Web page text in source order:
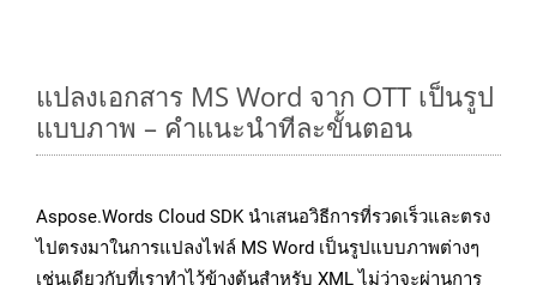
แปลงเอกสาร MS Word จาก OTT เป็นรูป
แบบภาพ – คำแนะนำทีละขั้นตอน
Aspose.Words Cloud SDK นำเสนอวิธีการที่รวดเร็วและตรง
ไปตรงมาในการแปลงไฟล์ MS Word เป็นรูปแบบภาพต่างๆ
เช่นเดียวกับที่เราทำไว้ข้างต้นสำหรับ XML ไม่ว่าจะผ่านการ